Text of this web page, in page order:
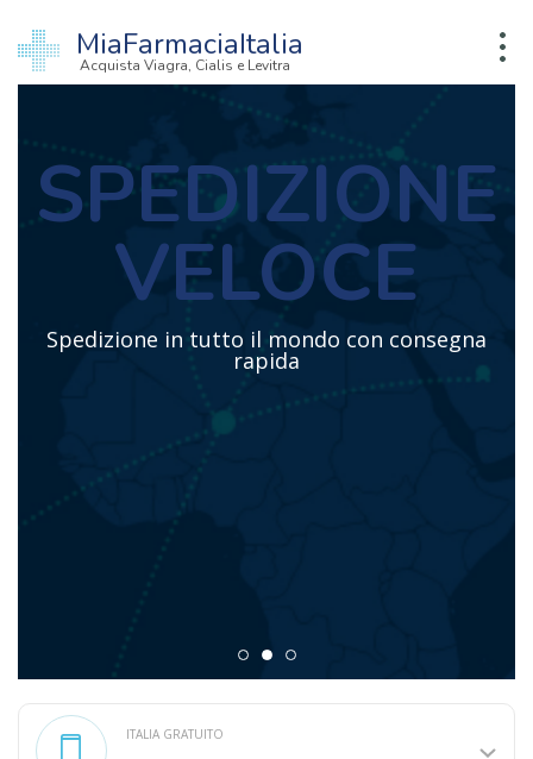
MiaFarmaciaItalia
Acquista Viagra, Cialis e Levitra
SPEDIZIONE
VELOCE
Spedizione in tutto il mondo con consegna
rapida
ITALIA GRATUITO